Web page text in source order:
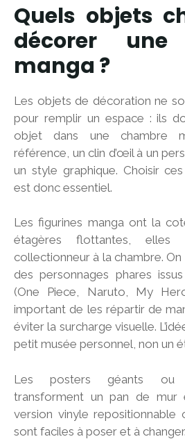
Quels objets
décorer une
manga ?
Les objets de décoration ne
pour remplir un espace : ils
objet dans une chambre
référence, un clin d’œil à un
un style graphique. Choisir
est donc essentiel.
Les figurines manga ont la
étagères flottantes,
collectionneur à la chambre.
des personnages phares issus
(One Piece, Naruto, My
important de les répartir de
éviter la surcharge visuelle.
petit musée personnel, non un
Les posters géants ou
transforment un pan de mur
version vinyle repositionnable
sont faciles à poser et à changer.